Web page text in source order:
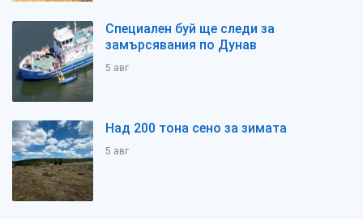
Специален буй ще следи за
замърсявания по Дунав
5 авг
Над 200 тона сено за зимата
5 авг